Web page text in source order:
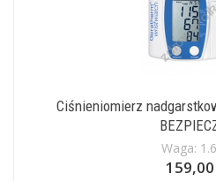
Ciśnieniomierz
Waga:
159,00